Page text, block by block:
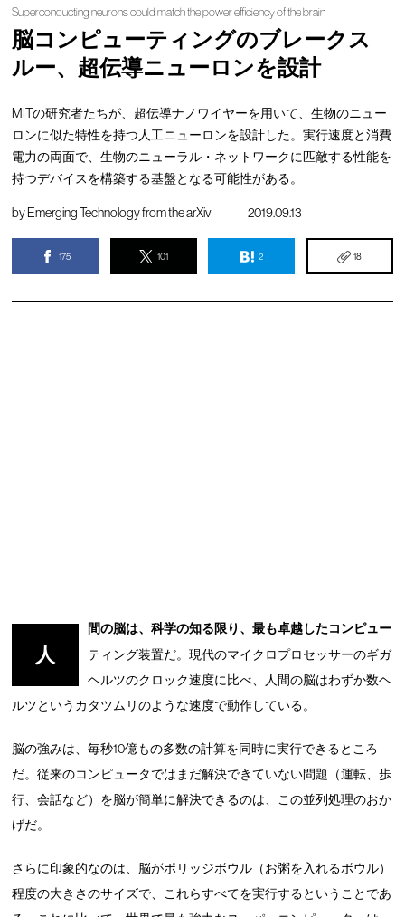
Superconducting neurons could match the power efficiency of the brain
脳コンピューティングのブレークス
ルー、超伝導ニューロンを設計
MITの研究者たちが、超伝導ナノワイヤーを用いて、生物のニュー
ロンに似た特性を持つ人工ニューロンを設計した。実行速度と消費
電力の両面で、生物のニューラル・ネットワークに匹敵する性能を
持つデバイスを構築する基盤となる可能性がある。
byEmerging Technology from the arXiv 2019.09.13
175 101 2 18
人
間の脳は、科学の知る限り、最も卓越したコンピュー
ティング装置だ。現代のマイクロプロセッサーのギガ
ヘルツのクロック速度に比べ、人間の脳はわずか数ヘ
ルツというカタツムリのような速度で動作している。
脳の強みは、毎秒10億もの多数の計算を同時に実行できるところ
だ。従来のコンピュータではまだ解決できていない問題（運転、歩
行、会話など）を脳が簡単に解決できるのは、この並列処理のおか
げだ。
さらに印象的なのは、脳がポリッジボウル（お粥を入れるボウル）
程度の大きさのサイズで、これらすべてを実行するということであ